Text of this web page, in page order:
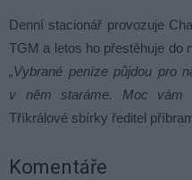
Denní stacionář provozuje
TGM a letos ho přestěhuje do
„Vybrané peníze půjdou pro
v něm staráme. Moc vám
Tříkrálové sbírky ředitel
Komentáře